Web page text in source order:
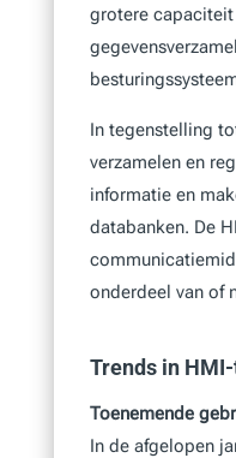
grotere
In tegenstelling
verzamelen en
informatie en
databanken. De
onderdeel van of
Trends in
Toenemende
In de afgelopen